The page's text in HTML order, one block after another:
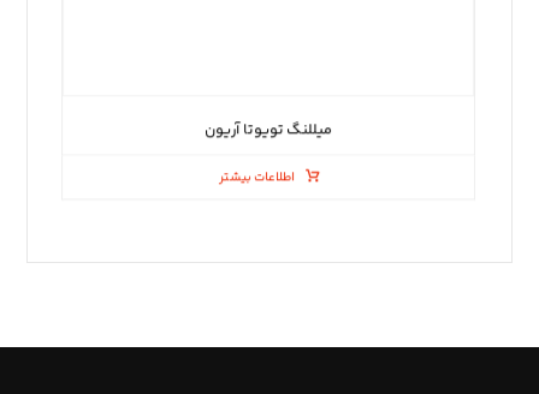
میللنگ تویوتا آریون
اطلاعات بیشتر